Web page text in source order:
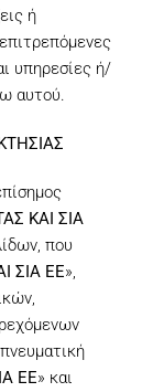
ή
υπηρεσίες ή/
αυτού.
ΚΑΙ ΣΙΑ
που
ΣΙΑ ΕΕ»,
ΕΕ» και